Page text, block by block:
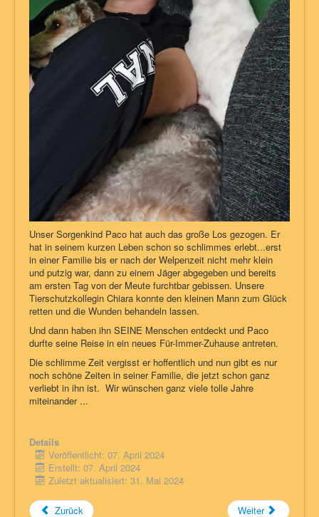
Unser Sorgenkind Paco hat auch das große Los gezogen. Er
hat in seinem kurzen Leben schon so schlimmes erlebt...erst
in einer Familie bis er nach der Welpenzeit nicht mehr klein
und putzig war, dann zu einem Jäger abgegeben und bereits
am ersten Tag von der Meute furchtbar gebissen. Unsere
Tierschutzkollegin Chiara konnte den kleinen Mann zum Glück
retten und die Wunden behandeln lassen.
Und dann haben ihn SEINE Menschen entdeckt und Paco
durfte seine Reise in ein neues Für-Immer-Zuhause antreten.
Die schlimme Zeit vergisst er hoffentlich und nun gibt es nur
noch schöne Zeiten in seiner Familie, die jetzt schon ganz
verliebt in ihn ist. Wir wünschen ganz viele tolle Jahre
miteinander ...
Details
Veröffentlicht: 07. April 2024
Erstellt: 07. April 2024
Zuletzt aktualisiert: 31. Mai 2024
Zurück Weiter